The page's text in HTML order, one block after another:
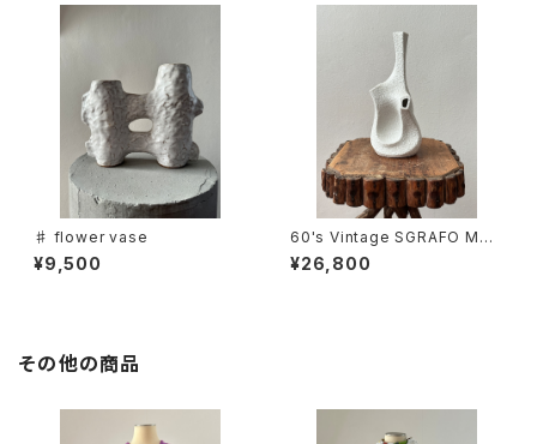
♯ flower vase
¥9,500
60's Vintage SGRAFO MO
DERN Flower Vase -Koralle
nvasen
¥26,800
その他の商品